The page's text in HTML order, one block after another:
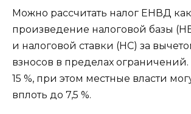
Можно рассчитать налог ЕНВД как
произведение налоговой базы
и налоговой ставки (НС) за
взносов в пределах
15 %, при этом местные власти
вплоть до 7,5 %.